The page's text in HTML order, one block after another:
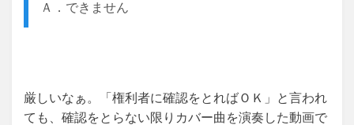
Ａ．できません
厳しいなぁ。「権利者に確認をとればＯＫ」と言われ
ても、確認をとらない限りカバー曲を演奏した動画で